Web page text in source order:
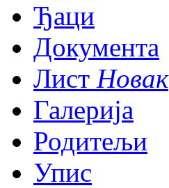
Ђаци
Документа
Лист Новак
Галерија
Родитељи
Упис